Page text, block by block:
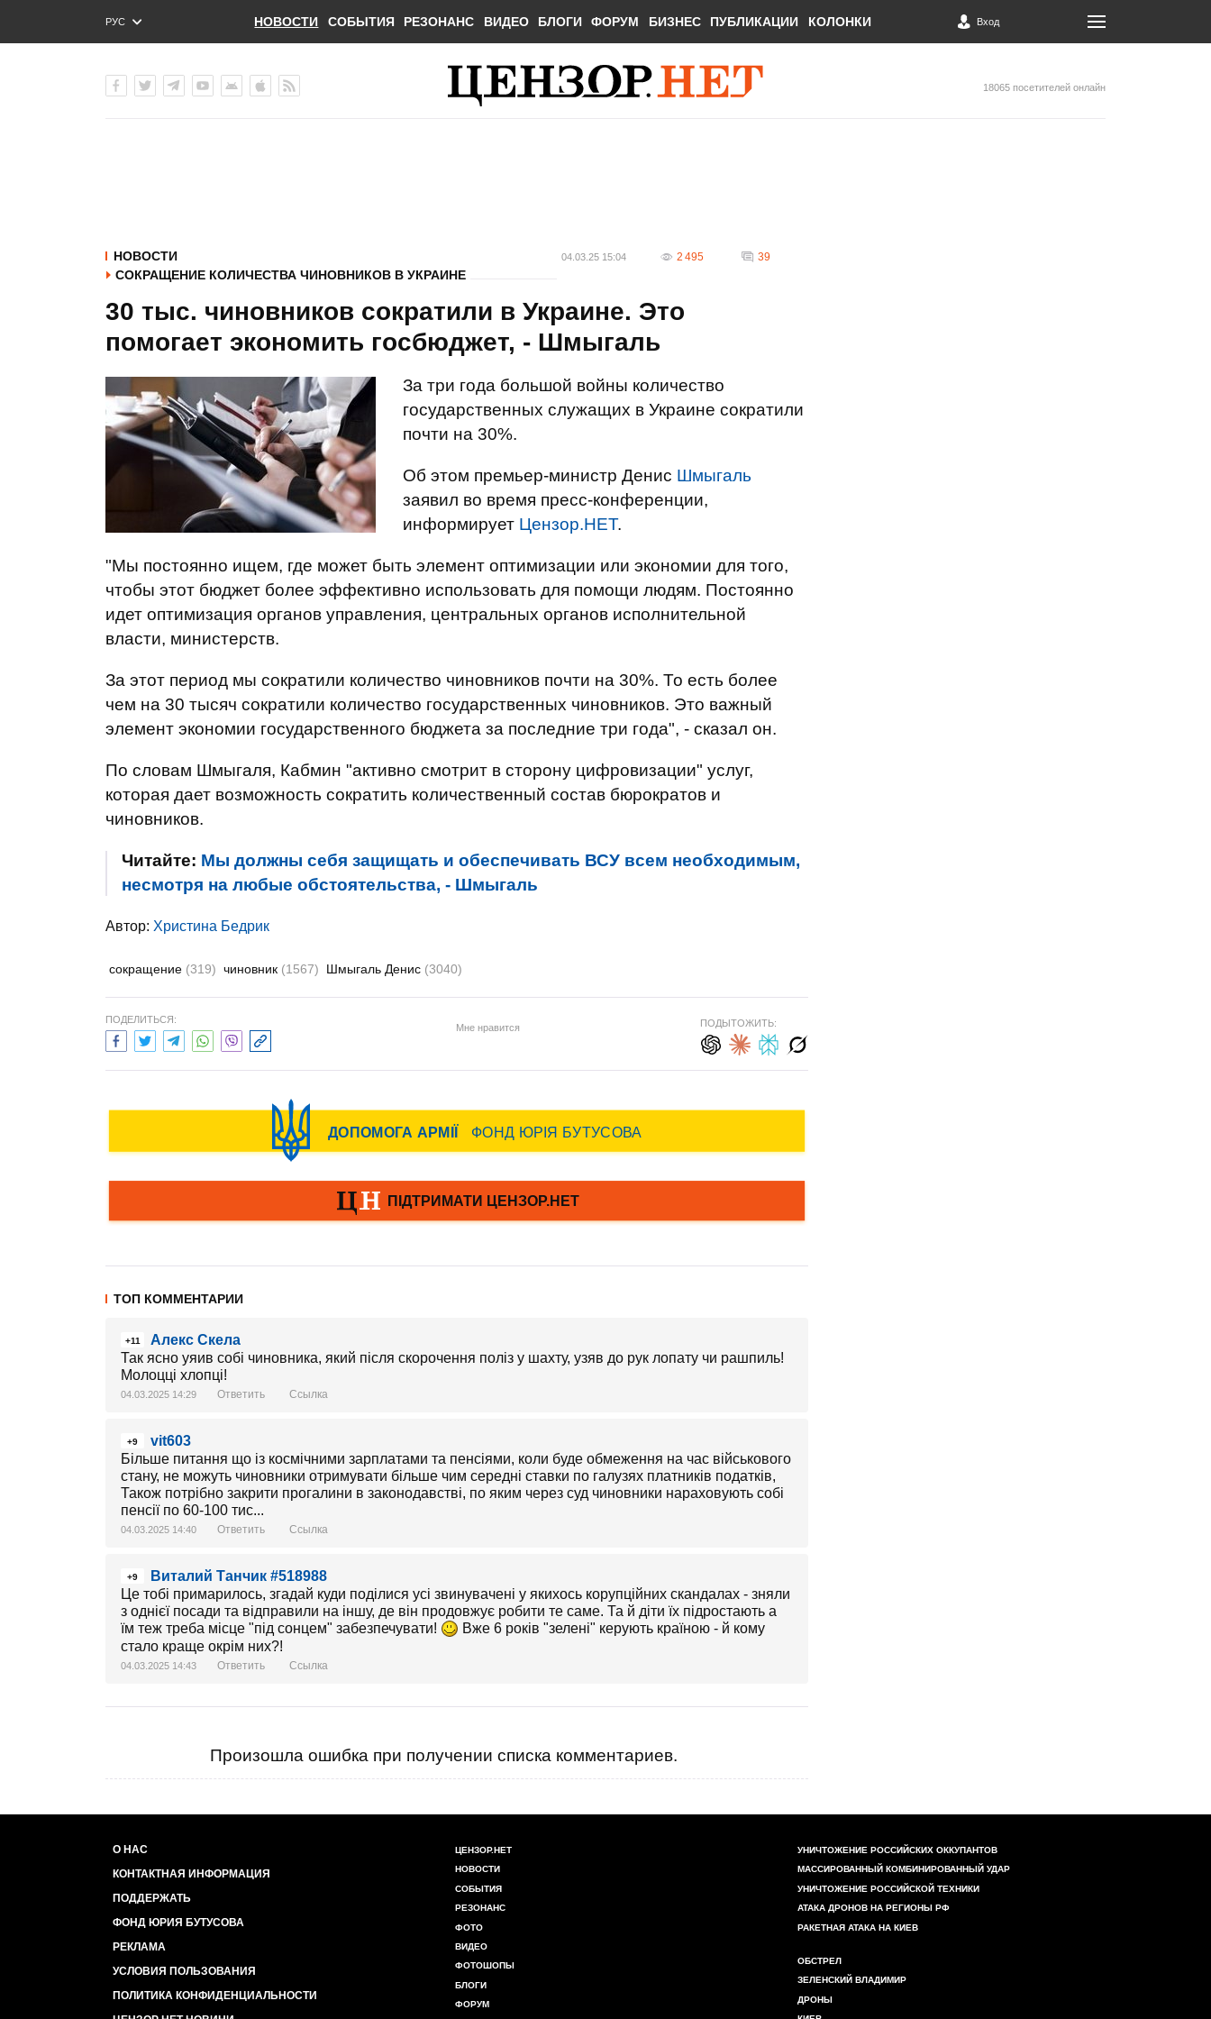
РУС
ENG
НОВОСТИ СОБЫТИЯ РЕЗОНАНС ВИДЕО БЛОГИ ФОРУМ БИЗНЕС ПУБЛИКАЦИИ КОЛОНКИ Вход
18065 посетителей онлайн
НОВОСТИ
СОКРАЩЕНИЕ КОЛИЧЕСТВА ЧИНОВНИКОВ В УКРАИНЕ
04.03.25 15:04 2 495 39
30 тыс. чиновников сократили в Украине. Это
помогает экономить госбюджет, - Шмыгаль
За три года большой войны количество
государственных служащих в Украине сократили
почти на 30%.
Об этом премьер-министр Денис Шмыгаль
заявил во время пресс-конференции,
информирует Цензор.НЕТ.
"Мы постоянно ищем, где может быть элемент оптимизации или экономии для того,
чтобы этот бюджет более эффективно использовать для помощи людям. Постоянно
идет оптимизация органов управления, центральных органов исполнительной
власти, министерств.
За этот период мы сократили количество чиновников почти на 30%. То есть более
чем на 30 тысяч сократили количество государственных чиновников. Это важный
элемент экономии государственного бюджета за последние три года", - сказал он.
По словам Шмыгаля, Кабмин "активно смотрит в сторону цифровизации" услуг,
которая дает возможность сократить количественный состав бюрократов и
чиновников.
Читайте: Мы должны себя защищать и обеспечивать ВСУ всем необходимым,
несмотря на любые обстоятельства, - Шмыгаль
Автор: Христина Бедрик
сокращение (319) чиновник (1567) Шмыгаль Денис (3040)
ПОДЕЛИТЬСЯ:
Мне нравится ПОДЫТОЖИТЬ:
ТОП КОММЕНТАРИИ
+11
Алекс Скела
Так ясно уяив собі чиновника, який після скорочення поліз у шахту, узяв до рук лопату чи рашпиль!
Молоцці хлопці!
04.03.2025 14:29 Ответить Ссылка
+9
vit603
Більше питання що із космічними зарплатами та пенсіями, коли буде обмеження на час військового
стану, не можуть чиновники отримувати більше чим середні ставки по галузях платників податків,
Також потрібно закрити прогалини в законодавстві, по яким через суд чиновники нараховують собі
пенсії по 60-100 тис...
04.03.2025 14:40 Ответить Ссылка
+9
Виталий Танчик #518988
Це тобі примарилось, згадай куди поділися усі звинувачені у якихось корупційних скандалах - зняли
з однієї посади та відправили на іншу, де він продовжує робити те саме. Та й діти їх підростають а
їм теж треба місце "під сонцем" забезпечувати!
Вже 6 років "зелені" керують країною - й кому
стало краще окрім них?!
04.03.2025 14:43 Ответить Ссылка
Произошла ошибка при получении списка комментариев.
О НАС
КОНТАКТНАЯ ИНФОРМАЦИЯ
ПОДДЕРЖАТЬ
ФОНД ЮРИЯ БУТУСОВА
РЕКЛАМА
УСЛОВИЯ ПОЛЬЗОВАНИЯ
ПОЛИТИКА КОНФИДЕНЦИАЛЬНОСТИ
ЦЕНЗОР.НЕТ
НОВОСТИ
СОБЫТИЯ
РЕЗОНАНС
ФОТО
ВИДЕО
ФОТОШОПЫ
БЛОГИ
ФОРУМ
УНИЧТОЖЕНИЕ РОССИЙСКИХ ОККУПАНТОВ
МАССИРОВАННЫЙ КОМБИНИРОВАННЫЙ УДАР
УНИЧТОЖЕНИЕ РОССИЙСКОЙ ТЕХНИКИ
АТАКА ДРОНОВ НА РЕГИОНЫ РФ
РАКЕТНАЯ АТАКА НА КИЕВ
ОБСТРЕЛ
ЗЕЛЕНСКИЙ ВЛАДИМИР
ДРОНЫ